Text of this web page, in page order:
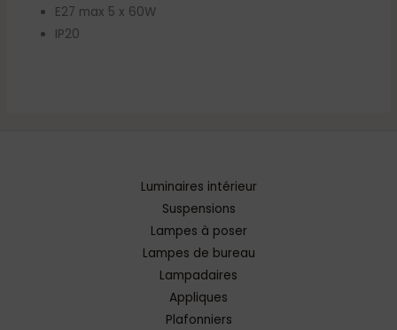
E27 max 5 x 60W
IP20
Luminaires intérieur
Suspensions
Lampes à poser
Lampes de bureau
Lampadaires
Appliques
Plafonniers